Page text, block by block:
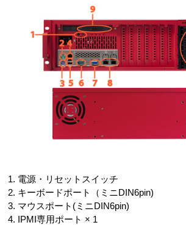
1. 電源・リセットスイッチ
2. キーボードポート（ミニDIN6pin)
3. マウスポート(ミニDIN6pin)
4. IPMI専用ポート × 1